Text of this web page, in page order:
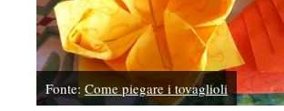
Fonte: Come piegare i tovaglioli